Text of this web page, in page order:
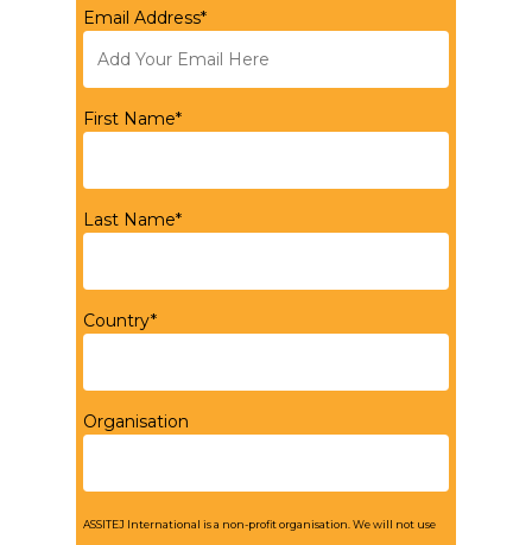
Email Address*
First Name*
Last Name*
Country*
Organisation
ASSITEJ International is a non-profit organisation. We will not use